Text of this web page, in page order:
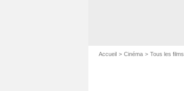
Accueil Cinéma Tous les films